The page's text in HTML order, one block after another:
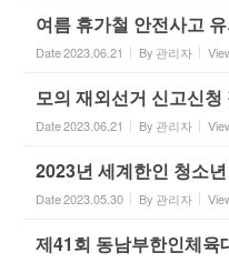
여름 휴가철 안전사고
Date2023.06.21 By 관리자
모의 재외선거 신고신
Date2023.06.21 By 관리자
2023년 세계한인 청소
Date2023.05.30 By 관리자
제41회 동남부한인체육